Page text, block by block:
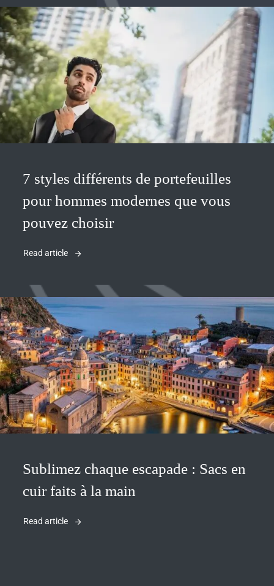
7 styles différents de portefeuilles
pour hommes modernes que vous
pouvez choisir
Read article
Sublimez chaque escapade : Sacs en
cuir faits à la main
Read article